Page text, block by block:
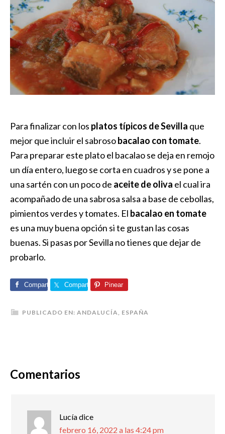
Para finalizar con los platos típicos de Sevilla que
mejor que incluir el sabrosobacalao con tomate.
Para preparar este plato el bacalao se deja en remojo
un día entero, luego se corta en cuadros y se pone a
una sartén con un poco de aceite de oliva el cual ira
acompañado de una sabrosa salsa a base de cebollas,
pimientos verdes y tomates. El bacalao en tomate
es una muy buena opción si te gustan las cosas
buenas. Si pasas por Sevilla no tienes que dejar de
probarlo.
Comparte Comparte Pinear
PUBLICADO EN: ANDALUCÍA ESPAÑA
Comentarios
Lucíadice
febrero 16, 2022 a las 4:24 pm